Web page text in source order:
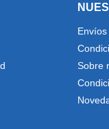
Sobre